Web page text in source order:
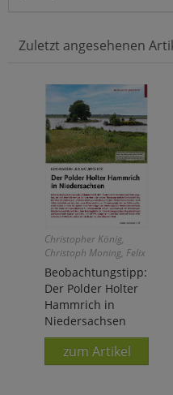
Zuletzt angesehenen
Christopher König,
Christoph Moning, Felix
Weiß
Beobachtungstipp:
Der Polder Holter
Hammrich in
Niedersachsen
zum Artikel